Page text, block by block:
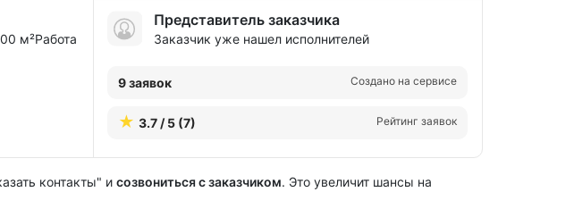
м²Работа
Представитель заказчика
Заказчик уже нашел исполнителей
9 заявок Создано на сервисе
3.7 / 5 (7) Рейтинг заявок
контакты" и созвониться с заказчиком. Это увеличит шансы на